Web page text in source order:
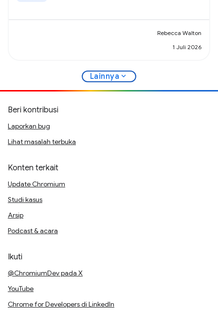
Rebecca Walton
1 Juli 2026
Lainnya expand_more
Beri kontribusi
Laporkan bug
Lihat masalah terbuka
Konten terkait
Update Chromium
Studi kasus
Arsip
Podcast & acara
Ikuti
@ChromiumDev pada X
YouTube
Chrome for Developers di LinkedIn